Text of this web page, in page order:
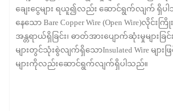
ချေးငွေများ ရယူ၍လည်း ဆောင်ရွက်လျက် ရှိ
နေသော Bare Copper Wire (Open Wire)လိုင်း
အန္တရာယ်ရှိခြင်း၊ ဓာတ်အားပျောက်ဆုံးမှုများခြ
များတွင်သုံးစွဲလျက်ရှိသောInsulated Wire မျာ
များကိုလည်းဆောင်ရွက်လျက်ရှိပါသည်။